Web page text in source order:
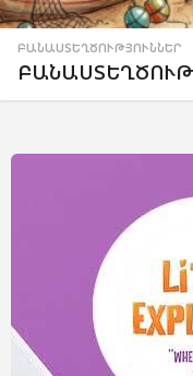
ԲԱՆԱՍՏԵՂԾՈՒԹՅՈՒՆՆԵՐ